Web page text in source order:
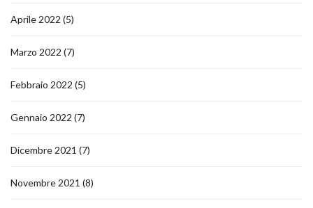
Aprile 2022 (5)
Marzo 2022 (7)
Febbraio 2022 (5)
Gennaio 2022 (7)
Dicembre 2021 (7)
Novembre 2021 (8)